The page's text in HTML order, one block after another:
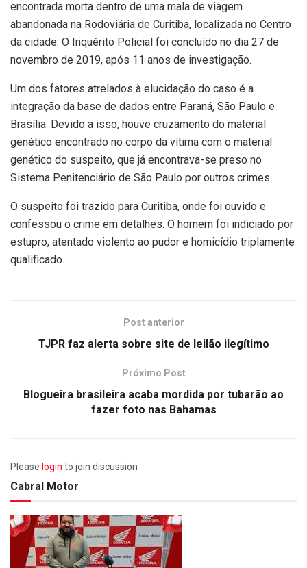
encontrada morta dentro de uma mala de viagem
abandonada na Rodoviária de Curitiba, localizada no Centro
da cidade. O Inquérito Policial foi concluído no dia 27 de
novembro de 2019, após 11 anos de investigação.
Um dos fatores atrelados à elucidação do caso é a
integração da base de dados entre Paraná, São Paulo e
Brasília. Devido a isso, houve cruzamento do material
genético encontrado no corpo da vítima com o material
genético do suspeito, que já encontrava-se preso no
Sistema Penitenciário de São Paulo por outros crimes.
O suspeito foi trazido para Curitiba, onde foi ouvido e
confessou o crime em detalhes. O homem foi indiciado por
estupro, atentado violento ao pudor e homicídio triplamente
qualificado.
Post anterior
TJPR faz alerta sobre site de leilão ilegítimo
Próximo Post
Blogueira brasileira acaba mordida por tubarão ao
fazer foto nas Bahamas
Please login to join discussion
Cabral Motor